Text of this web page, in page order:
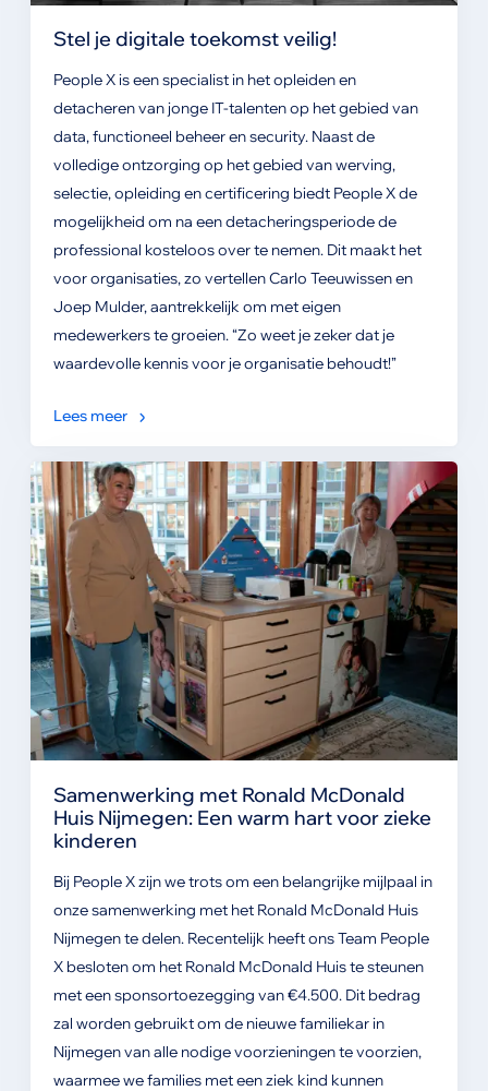
Stel je digitale toekomst veilig!
People X is een specialist in het opleiden en
detacheren van jonge IT-talenten op het gebied van
data, functioneel beheer en security. Naast de
volledige ontzorging op het gebied van werving,
selectie, opleiding en certificering biedt People X de
mogelijkheid om na een detacheringsperiode de
professional kosteloos over te nemen. Dit maakt het
voor organisaties, zo vertellen Carlo Teeuwissen en
Joep Mulder, aantrekkelijk om met eigen
medewerkers te groeien. “Zo weet je zeker dat je
waardevolle kennis voor je organisatie behoudt!”
Lees meer
Samenwerking met Ronald McDonald
Huis Nijmegen: Een warm hart voor zieke
kinderen
Bij People X zijn we trots om een belangrijke mijlpaal in
onze samenwerking met het Ronald McDonald Huis
Nijmegen te delen. Recentelijk heeft ons Team People
X besloten om het Ronald McDonald Huis te steunen
met een sponsortoezegging van €4.500. Dit bedrag
zal worden gebruikt om de nieuwe familiekar in
Nijmegen van alle nodige voorzieningen te voorzien,
waarmee we families met een ziek kind kunnen